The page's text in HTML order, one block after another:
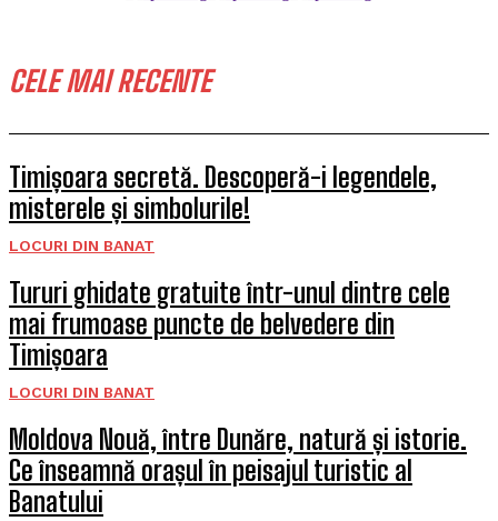
CELE MAI RECENTE
Timișoara secretă. Descoperă-i legendele,
misterele și simbolurile!
LOCURI DIN BANAT
Tururi ghidate gratuite într-unul dintre cele
mai frumoase puncte de belvedere din
Timișoara
LOCURI DIN BANAT
Moldova Nouă, între Dunăre, natură și istorie.
Ce înseamnă orașul în peisajul turistic al
Banatului